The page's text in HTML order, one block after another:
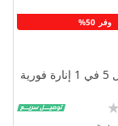
وفر 50%
بيزلين غسول 5 في 1 إنارة فورية